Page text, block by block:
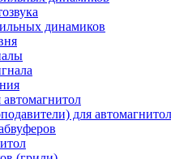
динамиков
для автомагнитол